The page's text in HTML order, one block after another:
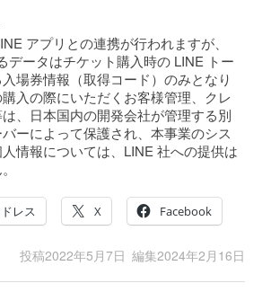
アプリとの連携が行われますが、
データはチケット購入時の LINE トー
場券情報（取得コード）のみとなり
入の際にいただくお客様管理、クレ
、日本国内の開発会社が管理する別
ーによって保護され、本事業のシス
情報については、LINE 社への提供は
レス X Facebook
投稿2022年5月7日 編集2024年2月16日